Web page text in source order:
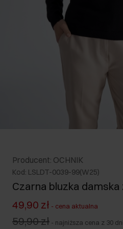
Producent: OCHNIK
Kod: LSLDT-0039-99(W25)
Czarna bluzka
49,90 zł - cena aktualna
59,90 zł - najniższa cena z 30